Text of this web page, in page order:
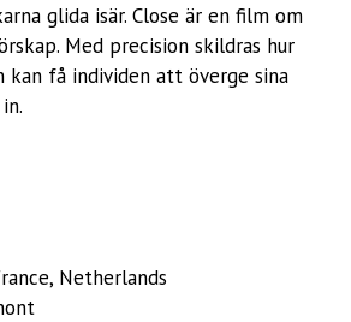
glida isär. Close är en film om
Med precision skildras hur
kan få individen att överge sina
Netherlands